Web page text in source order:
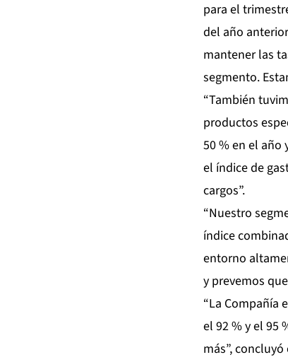
para el
del año
mantener las
segmento.
“También
productos
50 % en el año
el índice de
cargos”.
“Nuestro
índice
entorno
y prevemos
“La Compañía
el 92 % y el 95
más”,